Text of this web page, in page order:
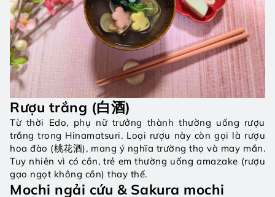
Rượu trắng (白酒)
Từ thời Edo, phụ nữ trưởng thành thường uống rượu
trắng trong Hinamatsuri. Loại rượu này còn gọi là rượu
hoa đào (桃花酒), mang ý nghĩa trường thọ và may mắn.
Tuy nhiên vì có cồn, trẻ em thường uống amazake (rượu
gạo ngọt không cồn) thay thế.
Mochi ngải cứu & Sakura mochi